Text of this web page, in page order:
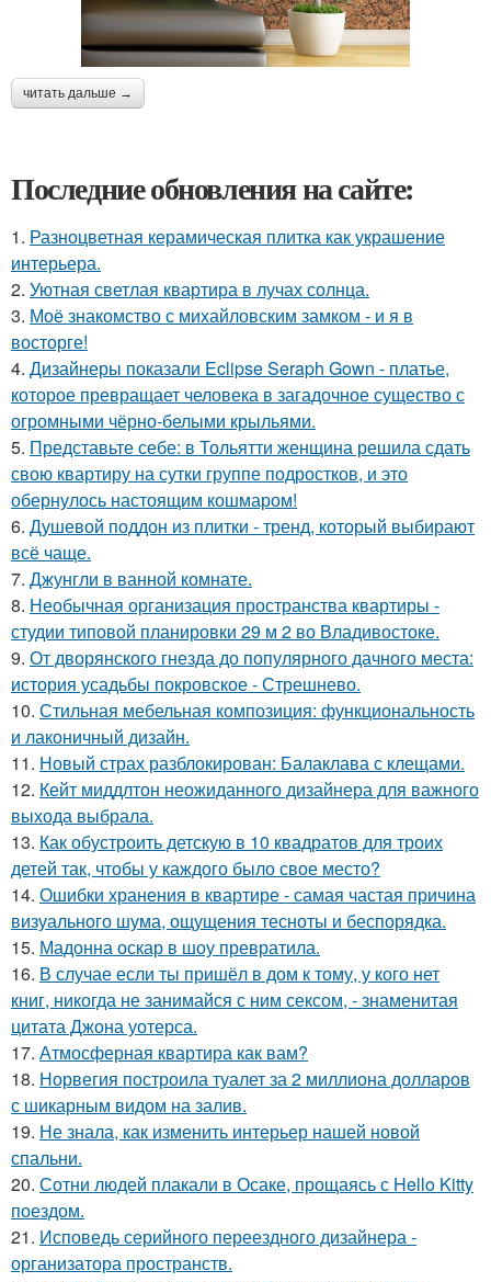
читать дальше →
Последние обновления на сайте:
1. Разноцветная керамическая плитка как украшение
интерьера.
2. Уютная светлая квартира в лучах солнца.
3. Моё знакомство с михайловским замком - и я в
восторге!
4. Дизайнеры показали Eclipse Seraph Gown - платье,
которое превращает человека в загадочное существо с
огромными чёрно-белыми крыльями.
5. Представьте себе: в Тольятти женщина решила сдать
свою квартиру на сутки группе подростков, и это
обернулось настоящим кошмаром!
6. Душевой поддон из плитки - тренд, который выбирают
всё чаще.
7. Джунгли в ванной комнате.
8. Необычная организация пространства квартиры -
студии типовой планировки 29 м 2 во Владивостоке.
9. От дворянского гнезда до популярного дачного места:
история усадьбы покровское - Стрешнево.
10. Стильная мебельная композиция: функциональность
и лаконичный дизайн.
11. Новый страх разблокирован: Балаклава с клещами.
12. Кейт миддлтон неожиданного дизайнера для важного
выхода выбрала.
13. Как обустроить детскую в 10 квадратов для троих
детей так, чтобы у каждого было свое место?
14. Ошибки хранения в квартире - самая частая причина
визуального шума, ощущения тесноты и беспорядка.
15. Мадонна оскар в шоу превратила.
16. В случае если ты пришёл в дом к тому, у кого нет
книг, никогда не занимайся с ним сексом, - знаменитая
цитата Джона уотерса.
17. Атмосферная квартира как вам?
18. Норвегия построила туалет за 2 миллиона долларов
с шикарным видом на залив.
19. Не знала, как изменить интерьер нашей новой
спальни.
20. Сотни людей плакали в Осаке, прощаясь с Hello Kitty
поездом.
21. Исповедь серийного переездного дизайнера -
организатора пространств.